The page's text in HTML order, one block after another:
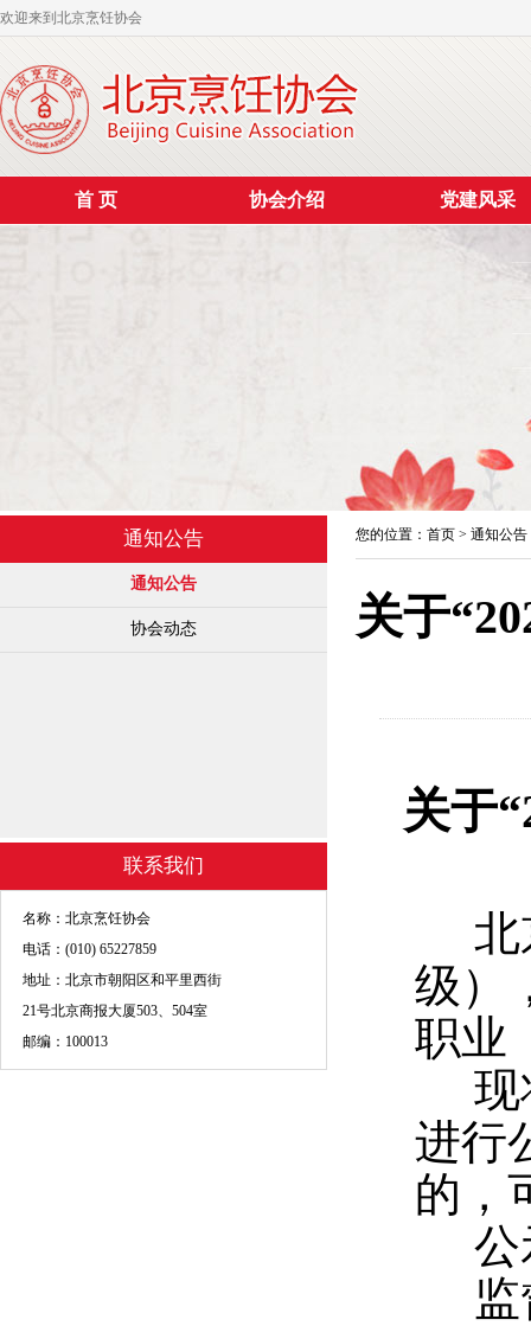
欢迎来到北京烹饪协会
首 页 协会介绍 党建风采
通知公告
通知公告
协会动态
联系我们
名称：北京烹饪协会
电话：(010) 65227859
地址：北京市朝阳区和平里西街
21号北京商报大厦503、504室
邮编：100013
您的位置： 首页 > 通知公告
关于
关于
北
级）
职业
现
进行
的，
公
监